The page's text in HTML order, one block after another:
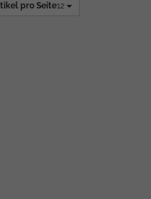
pro Seite12